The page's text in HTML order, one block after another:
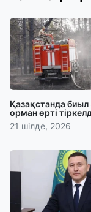
Қазақстанда
орман өрті
21 шілде, 2026